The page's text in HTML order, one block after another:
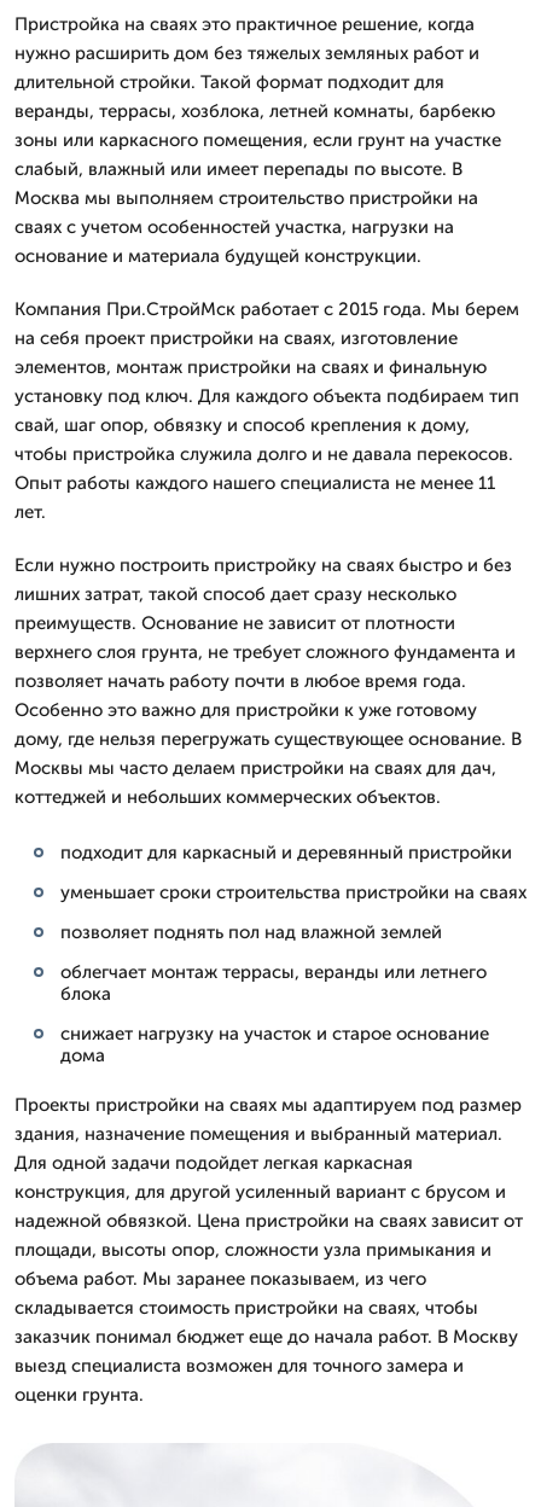
Пристройка на сваях это практичное решение, когда
нужно расширить дом без тяжелых земляных работ и
длительной стройки. Такой формат подходит для
веранды, террасы, хозблока, летней комнаты, барбекю
зоны или каркасного помещения, если грунт на участке
слабый, влажный или имеет перепады по высоте. В
Москва мы выполняем строительство пристройки на
сваях с учетом особенностей участка, нагрузки на
основание и материала будущей конструкции.
Компания При.СтройМск работает с 2015 года. Мы берем
на себя проект пристройки на сваях, изготовление
элементов, монтаж пристройки на сваях и финальную
установку под ключ. Для каждого объекта подбираем тип
свай, шаг опор, обвязку и способ крепления к дому,
чтобы пристройка служила долго и не давала перекосов.
Опыт работы каждого нашего специалиста не менее 11
лет.
Если нужно построить пристройку на сваях быстро и без
лишних затрат, такой способ дает сразу несколько
преимуществ. Основание не зависит от плотности
верхнего слоя грунта, не требует сложного фундамента и
позволяет начать работу почти в любое время года.
Особенно это важно для пристройки к уже готовому
дому, где нельзя перегружать существующее основание. В
Москвы мы часто делаем пристройки на сваях для дач,
коттеджей и небольших коммерческих объектов.
подходит для каркасный и деревянный пристройки
уменьшает сроки строительства пристройки на сваях
позволяет поднять пол над влажной землей
облегчает монтаж террасы, веранды или летнего
блока
снижает нагрузку на участок и старое основание
дома
Проекты пристройки на сваях мы адаптируем под размер
здания, назначение помещения и выбранный материал.
Для одной задачи подойдет легкая каркасная
конструкция, для другой усиленный вариант с брусом и
надежной обвязкой. Цена пристройки на сваях зависит от
площади, высоты опор, сложности узла примыкания и
объема работ. Мы заранее показываем, из чего
складывается стоимость пристройки на сваях, чтобы
заказчик понимал бюджет еще до начала работ. В Москву
выезд специалиста возможен для точного замера и
оценки грунта.